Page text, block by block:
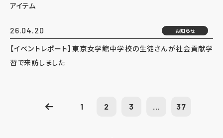
アイテム
26.04.20 お知らせ
【イベントレポート】東京女学館中学校の生徒さんが社会貢献学
習で来訪しました
1 2 3 ... 37